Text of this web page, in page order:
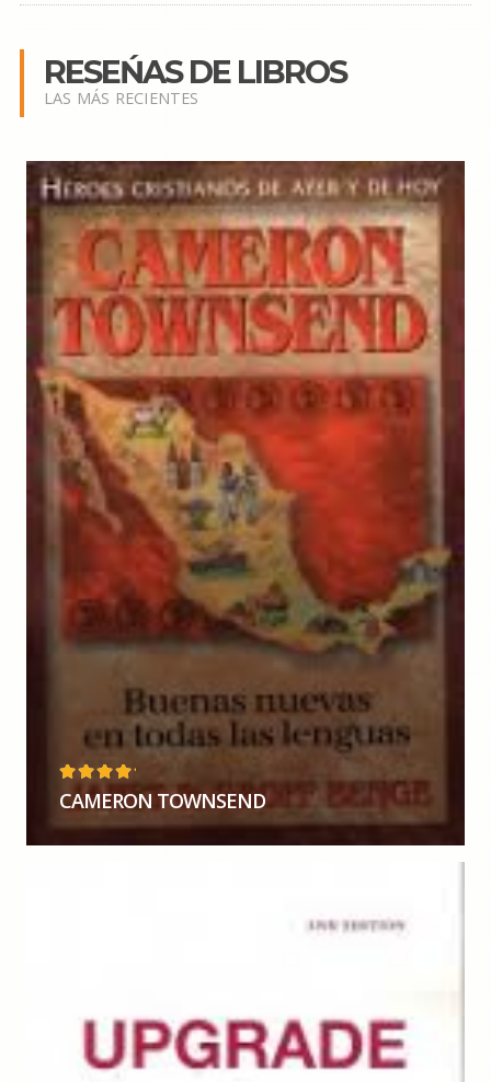
RESEŃAS DE LIBROS
LAS MÁS RECIENTES
4 OUT
OF 5
CAMERON TOWNSEND